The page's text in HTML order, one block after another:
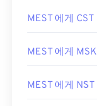
MEST 에게 CST
MEST 에게 MSK
MEST 에게 NST